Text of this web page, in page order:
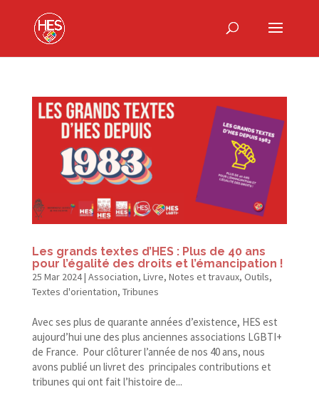
Les grands textes d’HES : Plus de 40 ans
pour l’égalité des droits et l’émancipation !
25 Mar 2024| Association, Livre, Notes et travaux, Outils,
Textes d'orientation, Tribunes
Avec ses plus de quarante années d’existence, HES est
aujourd’hui une des plus anciennes associations LGBTI+
de France. Pour clôturer l’année de nos 40 ans, nous
avons publié un livret des principales contributions et
tribunes qui ont fait l’histoire de...